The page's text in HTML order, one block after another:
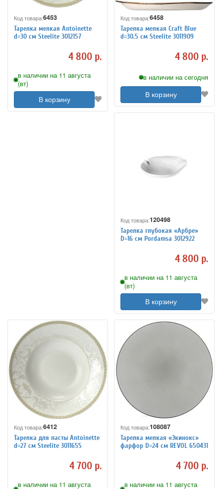
Код товара:6453
Тарелка мелкая Antoinette
d=30 см Steelite 3012157
4 800 р.
в наличии на 11 августа
(вт)
В корзину
Код товара:6458
Тарелка мелкая Craft Blue
d=30.5 см Steelite 3011909
4 800 р.
в наличии на сегодня
В корзину
Код товара:120498
Тарелка глубокая «Арбре»
D=16 см Pordamsa 3012922
4 800 р.
в наличии на 11 августа
(вт)
В корзину
Код товара:6412
Тарелка для пасты Antoinette
d=27 см Steelite 3011655
4 700 р.
в наличии на 11 августа
Код товара:108087
Тарелка мелкая «Экинокс»
фарфор D=24 см REVOL 650431
4 700 р.
в наличии на 11 августа